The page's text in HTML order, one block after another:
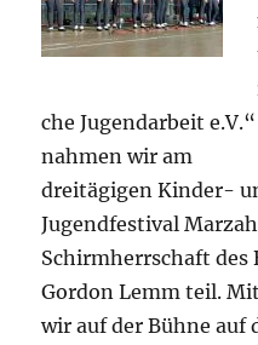
che Jugendarbeit e.V.“
nahmen wir am
dreitägigen Kinder-
Jugendfestival
Schirmherrschaft des
Gordon Lemm teil.
wir auf der Bühne